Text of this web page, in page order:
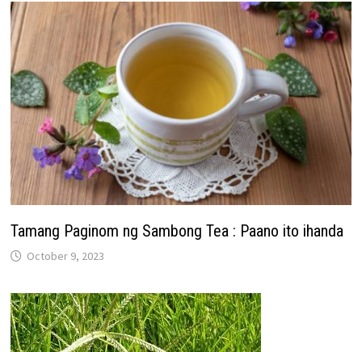
Tamang Paginom ng Sambong Tea : Paano ito ihanda
October 9, 2023